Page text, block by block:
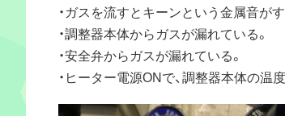
・ガスを流すとキーンという金属音がす
・調整器本体からガスが漏れている。
・安全弁からガスが漏れている。
・ヒーター電源ONで、調整器本体の温